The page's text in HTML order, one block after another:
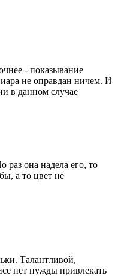
- показывание
не оправдан ничем. И
в данном случае
она надела его, то
а то цвет не
Талантливой,
нет нужды привлекать